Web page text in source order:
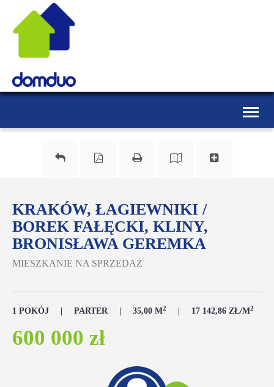
Toggle
KRAKÓW, ŁAGIEWNIKI /
BOREK FAŁĘCKI, KLINY,
BRONISŁAWA GEREMKA
MIESZKANIE NA SPRZEDAŻ
1 POKÓJ PARTER 35,00 M2 17 142,86 ZŁ/M2
600 000 zł